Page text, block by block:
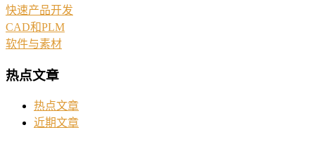
快速产品开发
CAD和PLM
软件与素材
热点文章
热点文章
近期文章